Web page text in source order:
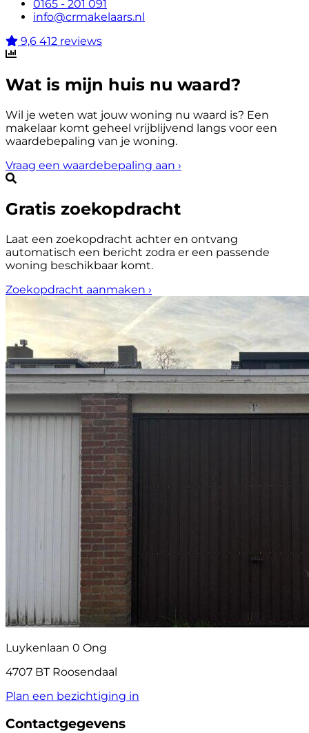
0165 - 201 091
info@crmakelaars.nl
9,6 412 reviews
Wat is mijn huis nu waard?
Wil je weten wat jouw woning nu waard is? Een
makelaar komt geheel vrijblijvend langs voor een
waardebepaling van je woning.
Vraag een waardebepaling aan ›
Gratis zoekopdracht
Laat een zoekopdracht achter en ontvang
automatisch een bericht zodra er een passende
woning beschikbaar komt.
Zoekopdracht aanmaken ›
Luykenlaan 0 Ong
4707 BT Roosendaal
Plan een bezichtiging in
Contactgegevens